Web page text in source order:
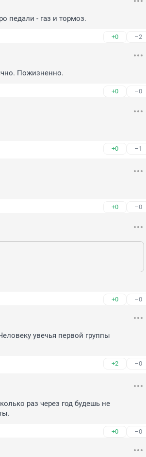
педали - газ и тормоз.
+0 –2
Пожизненно.
+0 –0
+0 –1
+0 –0
+0 –0
увечья первой группы
+2 –0
раз через год будешь не
+0 –0